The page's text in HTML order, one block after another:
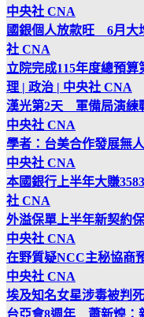
中央社 CNA
國銀個人放款旺 6月大
社 CNA
立院完成115年度總預
理 | 政治 | 中央社 CNA
漢光第2天 軍備局演練
中央社 CNA
學者：台美合作發展無
中央社 CNA
本國銀行上半年大賺
社 CNA
外溢保單上半年新契約
中央社 CNA
在野質疑NCC主秘協商
中央社 CNA
埃及知名女星涉毒被判
台亞會8週年 蕭新煌：